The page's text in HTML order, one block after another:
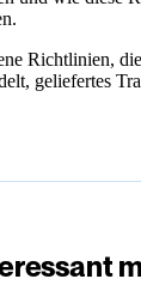
Richtlinien,
geliefertes